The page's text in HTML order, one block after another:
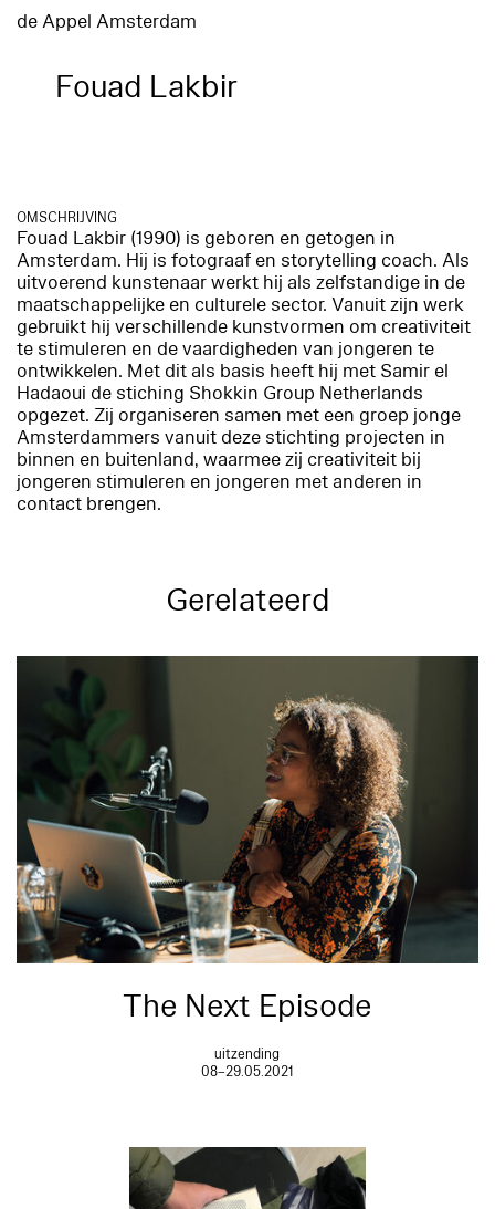
de Appel Amsterdam
Fouad Lakbir
OMSCHRIJVING
Fouad Lakbir (1990) is geboren en getogen in
Amsterdam. Hij is fotograaf en storytelling coach. Als
uitvoerend kunstenaar werkt hij als zelfstandige in de
maatschappelijke en culturele sector. Vanuit zijn werk
gebruikt hij verschillende kunstvormen om creativiteit
te stimuleren en de vaardigheden van jongeren te
ontwikkelen. Met dit als basis heeft hij met Samir el
Hadaoui de stiching Shokkin Group Netherlands
opgezet. Zij organiseren samen met een groep jonge
Amsterdammers vanuit deze stichting projecten in
binnen en buitenland, waarmee zij creativiteit bij
jongeren stimuleren en jongeren met anderen in
contact brengen.
Gerelateerd
The Next Episode
uitzending
08–29.05.2021